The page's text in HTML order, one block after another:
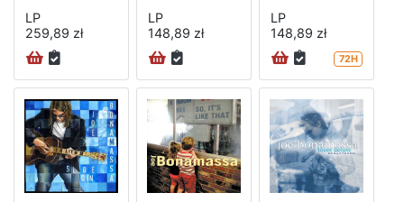
LP
259,89 zł
LP
148,89 zł
LP
148,89 zł
72H